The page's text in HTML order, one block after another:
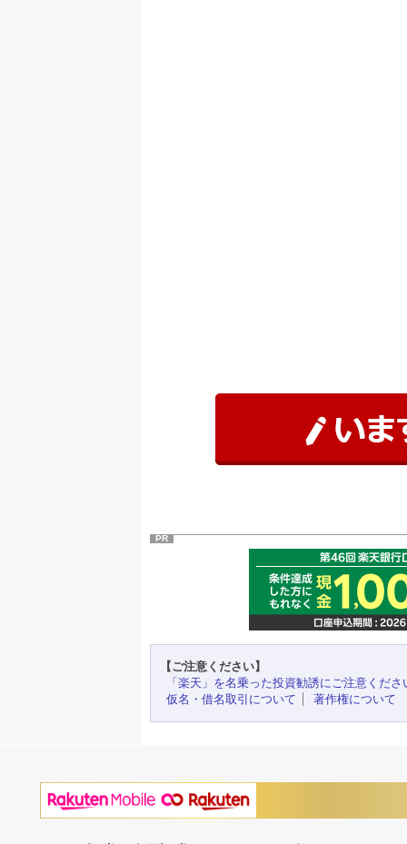
PR
【ご注意ください】
「楽天」を名乗った投資勧誘にご注意くださ
仮名・借名取引について
著作権について